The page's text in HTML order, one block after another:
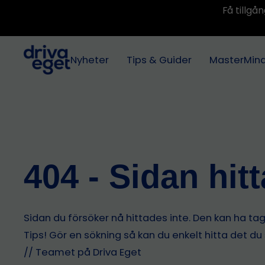
Få
Nyheter Tips & Guider
404 - Sidan
Sidan du försöker nå hittades inte. Den kan ha
Tips! Gör en sökning så kan du enkelt hitta det
// Teamet på Driva Eget